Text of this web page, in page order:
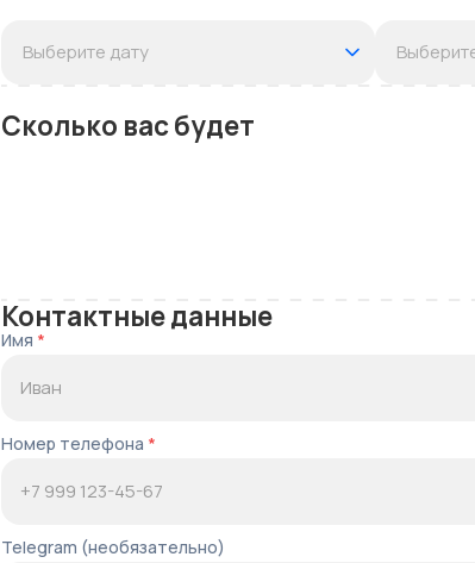
Сколько вас будет
Контактные данные
Имя *
Номер телефона *
Telegram (необязательно)